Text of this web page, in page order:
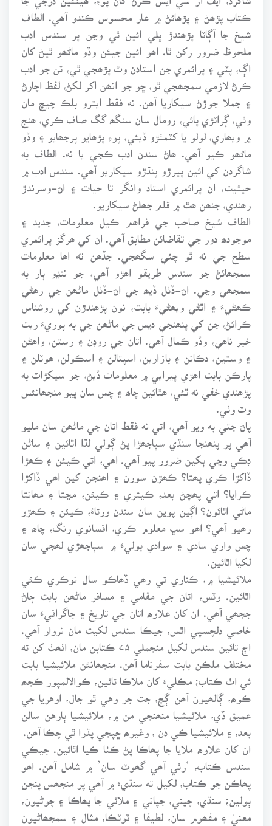
ڪتاب پڙھڻ ۽ پڙھائڻ ۾ عار محسوس ڪندو آھي. الطاف
شيخ جا آڳاٽا پڙھندڙ ڀلي ائين ٿي وڃن پر سندس ادب
ملحوظ ضرور رکن ٿا. اھو ائين جيئن وڏو ماڻھو ٿيڻ کان
اڳ، پٽي ۽ پرائمري جن استادن وٽ پڙھجي ٿي، تن جو ادب
ڪرڻ لازمي سمجھجي ٿو، ڇو جو انھن اکر لکڻ، لفظ اچارڻ
۽ جملا جوڙڻ سيکاريا آھن. نه فقط ايترو بلڪ چيچ مان
وٺي، ڳراٽڙي پائي، رومال سان سنگھ گگ صاف ڪري، ھنج
۾ ويھاري، لولو يا کٽمٺڙو ڏيئي، پوءِ پڙھايو پرجھايو ۽ وڏو
ماڻھو ڪيو آھي. ھاڻ سندن ادب ڪجي يا نه. الطاف به
شاگردن کي ائين پيرڙو پنڌڙو سيکاريو آھي. سندس ادب ۾
حيثيت، ان پرائمري استاد وانگر تا حيات ۽ اڻ-وسرندڙ
رھندي، جنھن ھٿ ۾ قلم جھلڻ سيکاريو.
الطاف شيخ صاحب جي فراھم ڪيل معلومات، جديد ۽
موجودھ دور جي تقاضائن مطابق آھي. ان کي ھرگز پرائمري
سطح جي نه ٿو چئي سگھجي. جڏھن ته اھا معلومات
سمجھائڻ جو سندس طريقو اھڙو آھي، جو ننڍو ٻار به
سمجھي وڃي. اڻ-ڏٺل ڏيھ جي اڻ-ڏٺل ماڻھن جي رھڻي
ڪھڻيءَ ۽ اٿڻي ويھڻيءَ بابت، نون پڙھندڙن کي روشناس
ڪرائڻ، جن کي پنھنجي ديس جي ماڻھن جي به پوريءَ ريت
خبر ناھي، وڏو ڪمال آھي. اتان جي روڊن ۽ رستن، واھڻن
۽ وستين، دڪانن ۽ بازارين، اسپتالن ۽ اسڪولن، ھوٽلن ۽
پارڪن بابت اھڙي پيرايي ۾ معلومات ڏيڻ، جو سيکڙاٽ به
پڙھندي خفي نه ٿئي، ھٿائين چاھ ۽ چس سان پيو منجھانئس
پاڻ جتي به ويو آھي، اتي نه فقط اتان جي ماڻھن سان مليو
آھي پر پنھنجا سنڌي سٻاجھڙا پڻ ڳولي لڌا اٿائين ۽ ساڻن
ڊڪي وڃي ٻکين ضرور پيو آھي. اھي، اتي ڪيئن ۽ ڪھڙا
ڏاکڙا ڪري پھتا؟ ڪھڙن سورن ۽ اھنجن کين اھي ڏاکڙا
ڪرايا؟ اتي پھچڻ بعد، ڪيتري ۽ ڪيئن، مڃتا ۽ مھانتا
ماڻي اٿائون؟ اڳين پوين سان سندن ورتاءُ، ڪيئن ۽ ڪھڙو
رھيو آھي؟ اھو سڀ معلوم ڪري، افسانوي رنگ، چاھ ۽
چس واري سادي ۽ سوادي ٻوليءَ ۾ سٻاجھڙي لھجي سان
لکيا اٿائين.
ملائيشيا ۾، ڪناري تي رھي ڏھاڪو سال نوڪري ڪئي
اٿائين. وٽس، اتان جي مقامي ۽ مسافر ماڻھن بابت ڄاڻ
ججھي آھي. ان کان علاوھ اتان جي تاريخ ۽ جاگرافيءَ سان
خاصي دلچسپي اٿس، جيڪا سندس لکيت مان نروار آھي.
اڄ تائين سندس لکيل منجملي ۷۵ ڪتابن مان، اٺھٺ کن ته
مختلف ملڪن بابت سفرناما آھن. منجھانئن ملائيشيا بابت
ئي اٺ ڪتاب؛ مڪليءَ کان ملاڪا تائين، ڪوالالمپور ڪجھ
ڪوھ، ڳالھيون آھن ڳچ، جت جر وهي ٿو جال، اوهريا جي
عميق ڏي، ملائيشيا منھنجي من ۾، ملائيشيا ٻارهن سالن
بعد، ۽ ملائيشيا ڪي دن ، وغيرھ ڇپجي پڌرا ٿي چڪا آھن.
ان کان علاوھ ملايا جا پھاڪا پڻ ڪٺا ڪيا اٿائين. جيڪي
سندس ڪتاب، ‘رٺي آھي گھوٽ سان’ ۾ شامل آھن. اھو
پھاڪن جو ڪتاب، لکيل ته سنڌيءَ ۾ آھي پر منجھس پنجن
ٻولين؛ سنڌي، چيني، جپاني ۽ ملائي جا پھاڪا ۽ چوڻيون،
معنيٰ ۽ مفھوم سان، لطيفا ۽ ٽوٽڪا، مثال ۽ سمجھاڻيون